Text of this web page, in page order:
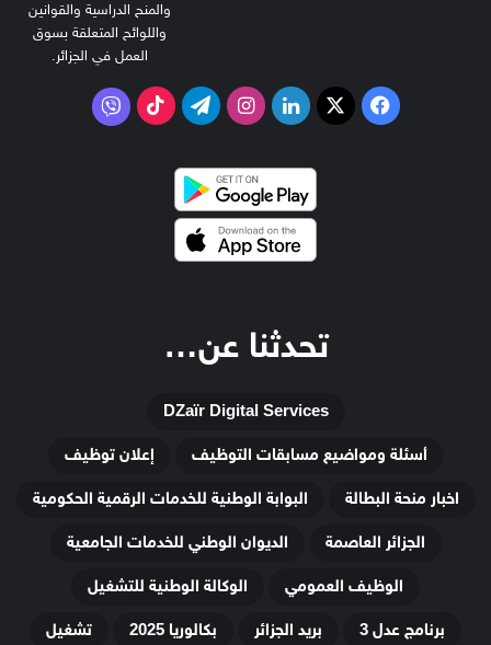
والمنح الدراسية والقوانين
واللوائح المتعلقة بسوق
العمل في الجزائر.
فيسبوك
‫X لينكدإنانستقرامتيلقرام‫TikTokفايبر
تحدثنا عن…
DZaïr Digital Services
أسئلة ومواضيع مسابقات التوظيف
إعلان توظيف
اخبار منحة البطالة
البوابة الوطنية للخدمات الرقمية الحكومية
الجزائر العاصمة
الديوان الوطني للخدمات الجامعية
الوظيف العمومي
الوكالة الوطنية للتشغيل
برنامج عدل 3
بريد الجزائر بكالوريا 2025
تشغيل